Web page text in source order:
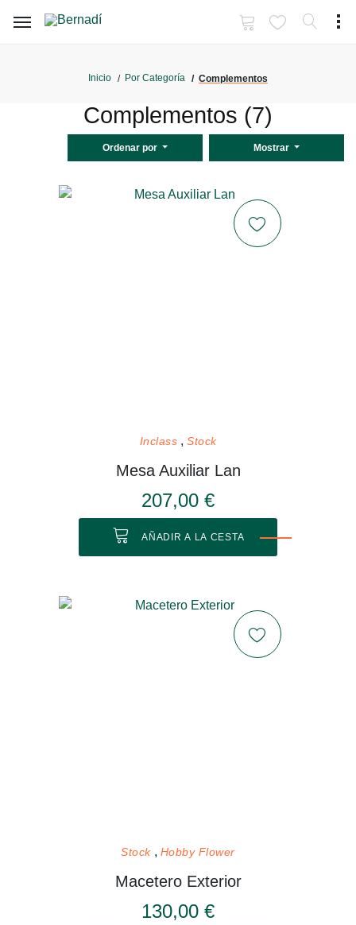
Inicio Por Categoría Complementos
Complementos (7)
Ordenar por Mostrar
Inclass Stock
Mesa Auxiliar Lan
207,00 €
AÑADIR A LA CESTA
Stock Hobby Flower
Macetero Exterior
130,00 €